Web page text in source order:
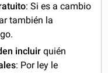
: Si es a cambio
también la
incluir quién
: Por ley le